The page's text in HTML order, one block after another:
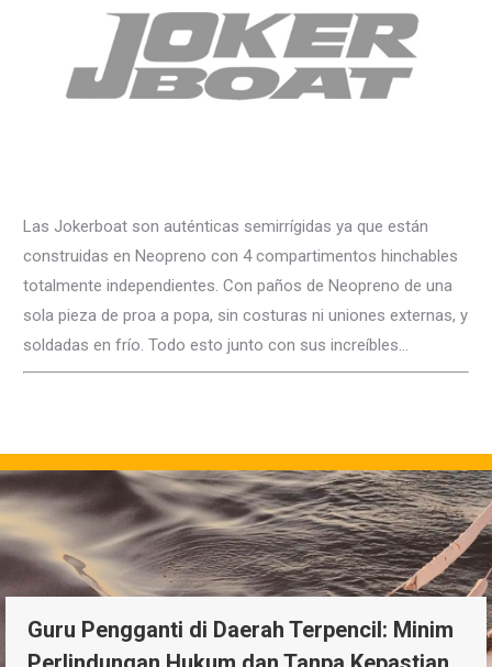
Las Jokerboat son auténticas semirrígidas ya que están
construidas en Neopreno con 4 compartimentos hinchables
totalmente independientes. Con paños de Neopreno de una
sola pieza de proa a popa, sin costuras ni uniones externas, y
soldadas en frío. Todo esto junto con sus increíbles…
Guru Pengganti di Daerah Terpencil: Minim